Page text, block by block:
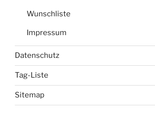
Wunschliste
Impressum
Datenschutz
Tag-Liste
Sitemap